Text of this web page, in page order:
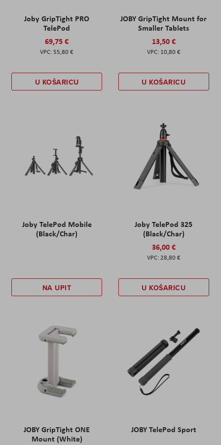
Joby GripTight PRO
TelePod
69,75 €
55,80 €
U KOŠARICU
JOBY GripTight Mount for
Smaller Tablets
13,50 €
10,80 €
U KOŠARICU
Joby TelePod Mobile
(Black/Char)
NA UPIT
Joby TelePod 325
(Black/Char)
36,00 €
28,80 €
U KOŠARICU
JOBY GripTight ONE
Mount (White)
JOBY TelePod Sport